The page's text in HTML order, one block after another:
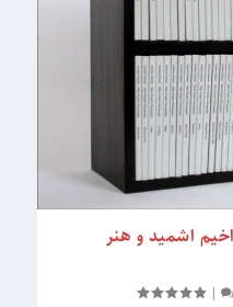
اشمید و هنر
|